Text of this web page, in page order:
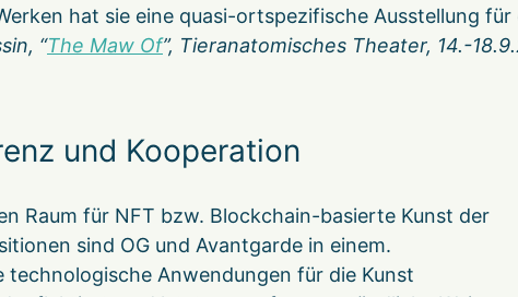
hat sie eine quasi-ortspezifische Ausstellung für
“The Maw Of”, Tieranatomisches Theater, 14.-
und Kooperation
Raum für NFT bzw. Blockchain-basierte Kunst der
sind OG und Avantgarde in einem.
technologische Anwendungen für die Kunst